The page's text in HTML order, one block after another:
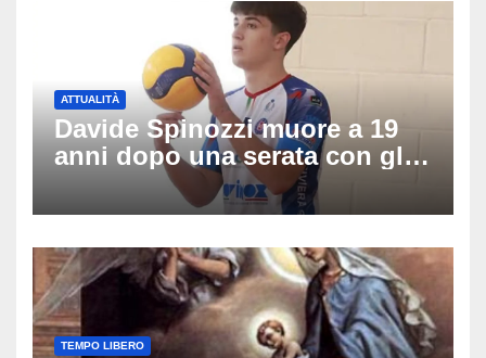
ATTUALITÀ
Davide Spinozzi muore a 19
anni dopo una serata con gli
amici: il mistero dello
schianto senza frenata
TEMPO LIBERO